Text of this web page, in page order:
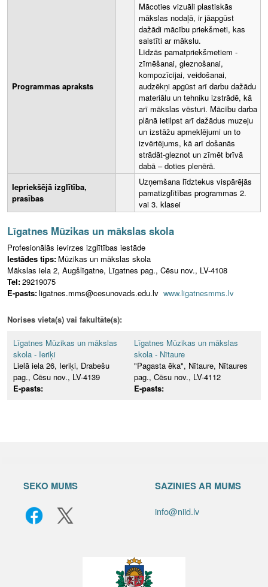
Programmas apraksts
Mācoties vizuāli plastiskās
mākslas nodaļā, ir jāapgūst
dažādi mācību priekšmeti, kas
saistīti ar mākslu.
Līdzās pamatpriekšmetiem -
zīmēšanai, gleznošanai,
kompozīcijai, veidošanai,
audzēkņi apgūst arī darbu dažādu
materiālu un tehniku izstrādē, kā
arī mākslas vēsturi. Mācību darba
plānā ietilpst arī dažādus muzeju
un izstāžu apmeklējumi un to
izvērtējums, kā arī došanās
strādāt-gleznot un zīmēt brīvā
dabā – doties plenērā.
Iepriekšējā izglītība,
prasības
Uzņemšana līdztekus vispārējās
pamatizglītības programmas 2.
vai 3. klasei
Līgatnes Mūzikas un mākslas skola
Profesionālās ievirzes izglītības iestāde
Iestādes tips: Mūzikas un mākslas skola
Mākslas iela 2, Augšlīgatne, Līgatnes pag., Cēsu nov., LV-4108
Tel:29219075
E-pasts:ligatnes.mms@cesunovads.edu.lv www.ligatnesmms.lv
Norises vieta(s) vai fakultāte(s):
Līgatnes Mūzikas un mākslas
skola - Ieriķi
Lielā iela 26, Ieriķi, Drabešu
pag., Cēsu nov., LV-4139
E-pasts:
Līgatnes Mūzikas un mākslas
skola - Nītaure
"Pagasta ēka", Nītaure, Nītaures
pag., Cēsu nov., LV-4112
E-pasts:
SEKO MUMS SAZINIES AR MUMS
info@niid.lv